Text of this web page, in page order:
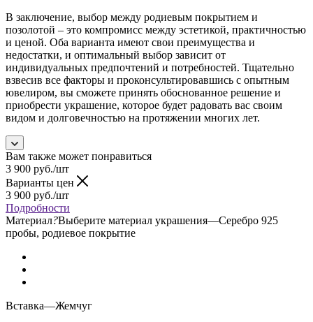
В заключение, выбор между родиевым покрытием и
позолотой – это компромисс между эстетикой, практичностью
и ценой. Оба варианта имеют свои преимущества и
недостатки, и оптимальный выбор зависит от
индивидуальных предпочтений и потребностей. Тщательно
взвесив все факторы и проконсультировавшись с опытным
ювелиром, вы сможете принять обоснованное решение и
приобрести украшение, которое будет радовать вас своим
видом и долговечностью на протяжении многих лет.
Вам также может понравиться
3 900 руб./шт
Варианты цен
3 900 руб./шт
Подробности
Материал?Выберите материал украшения—Серебро 925
пробы, родиевое покрытие
Вставка—Жемчуг